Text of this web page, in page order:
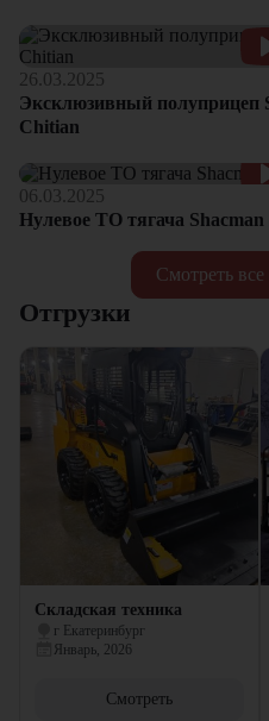
Смотреть
26.03.2025
Эксклюзивный полуприцеп
Chitian
06.03.2025
Нулевое ТО тягача
Отгрузки
Складская техника
г Екатеринбург
Январь, 2026
Смотреть